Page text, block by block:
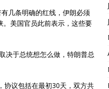
几条明确的红线，伊朗必须
美国官员此前表示，这些要
决于总统想怎么做，特朗普总
协议包括在最初30天，双方共